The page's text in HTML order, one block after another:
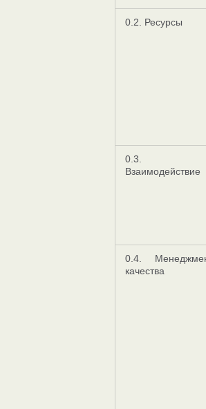
0.2. Ресурсы
0.3.
Взаимодействие
0.4.
качества